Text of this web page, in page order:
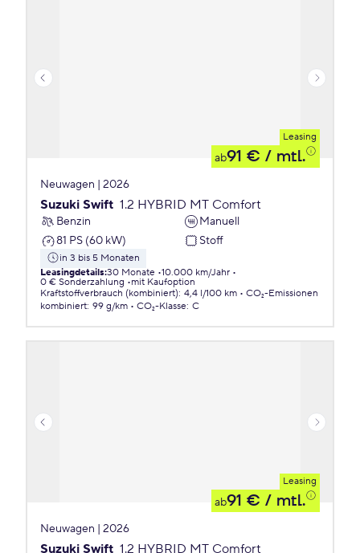
Leasing
ab91 € / mtl.
Neuwagen | 2026
Suzuki Swift 1.2 HYBRID MT Comfort
Benzin
Manuell
81 PS (60 kW)
Stoff
in 3 bis 5 Monaten
Leasingdetails:30 Monate 10.000 km/Jahr
0 € Sonderzahlung
mit Kaufoption
Kraftstoffverbrauch (kombiniert): 4,4 l/100 km
CO₂-Emissionen
kombiniert: 99 g/km CO₂-Klasse: C
Leasing
ab91 € / mtl.
Neuwagen | 2026
Suzuki Swift 1.2 HYBRID MT Comfort